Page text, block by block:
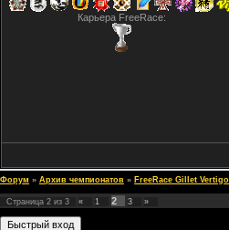
Карьера FreeRace:
Форум » Архив чемпионатов » FreeRace Gillet
Страница 2 из 3 « 1 2 3 »